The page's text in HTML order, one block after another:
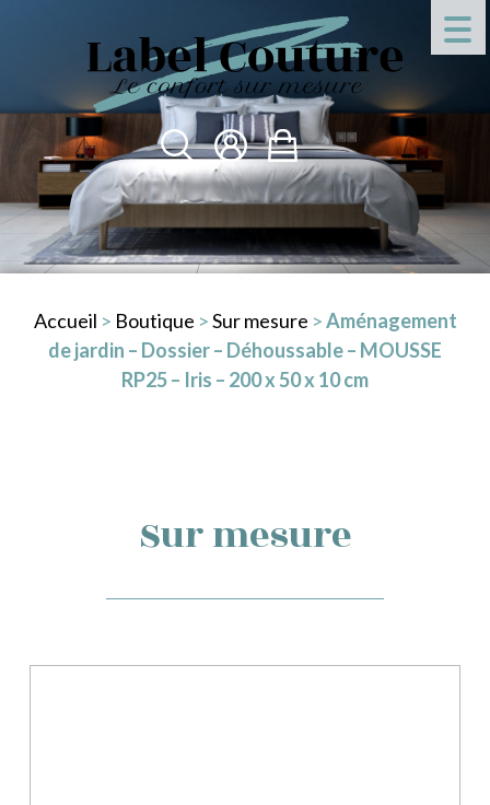
Accueil > Boutique >Sur mesure >Aménagement
de jardin – Dossier – Déhoussable – MOUSSE
RP25 – Iris – 200 x 50 x 10 cm
Sur mesure